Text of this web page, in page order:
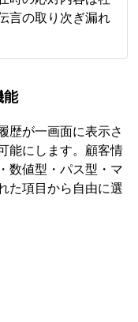
言の取り次ぎ漏れ
能
歴が一画面に表示さ
能にします。顧客情
数値型・パス型・マ
た項目から自由に選